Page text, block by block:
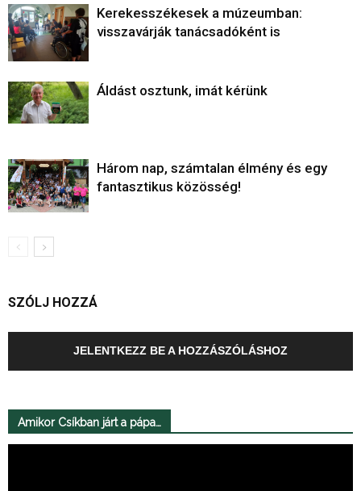
Kerekesszékesek a múzeumban:
visszavárják tanácsadóként is
Áldást osztunk, imát kérünk
Három nap, számtalan élmény és egy
fantasztikus közösség!
SZÓLJ HOZZÁ
JELENTKEZZ BE A HOZZÁSZÓLÁSHOZ
Amikor Csíkban járt a pápa…